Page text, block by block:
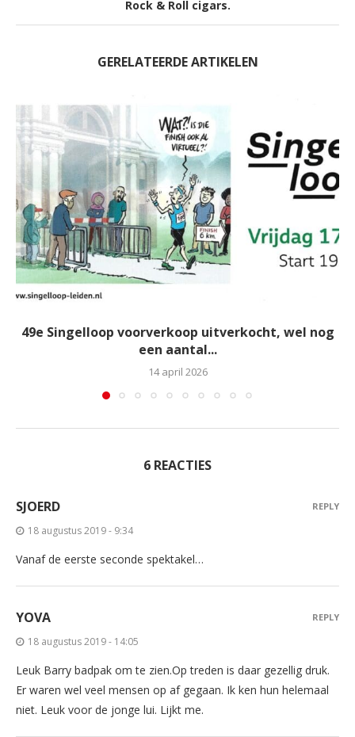
Rock & Roll cigars.
GERELATEERDE ARTIKELEN
49e Singelloop voorverkoop uitverkocht, wel nog
een aantal...
14 april 2026
6 REACTIES
SJOERD
18 augustus 2019 - 9:34
Vanaf de eerste seconde spektakel…
REPLY
YOVA
18 augustus 2019 - 14:05
Leuk Barry badpak om te zien.Op treden is daar gezellig druk.
Er waren wel veel mensen op af gegaan. Ik ken hun helemaal
niet. Leuk voor de jonge lui. Lijkt me.
REPLY